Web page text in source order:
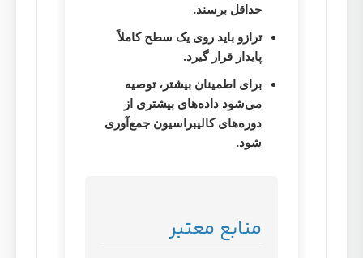
حداقل برسند.
ترازو باید روی یک سطح کاملاً
پایدار قرار گیرد.
برای اطمینان بیشتر، توصیه
می‌شود داده‌های بیشتری از
دوره‌های کالیبراسیون جمع‌آوری
شود.
منابع معتبر